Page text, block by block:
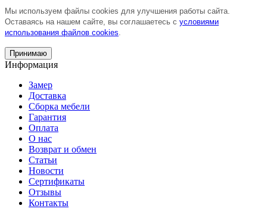
Мы используем файлы cookies для улучшения работы сайта.
Оставаясь на нашем сайте, вы соглашаетесь с условиями
использования файлов cookies
Принимаю
Информация
Замер
Доставка
Сборка мебели
Гарантия
Оплата
О нас
Возврат и обмен
Статьи
Новости
Сертификаты
Отзывы
Контакты